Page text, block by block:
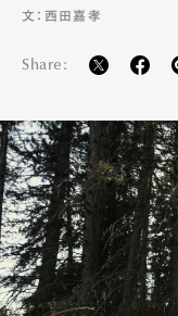
文：西田嘉孝
Share: